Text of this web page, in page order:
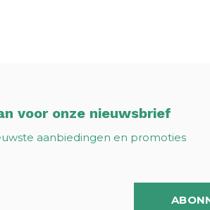
voor onze nieuwsbrief
aanbiedingen en promoties